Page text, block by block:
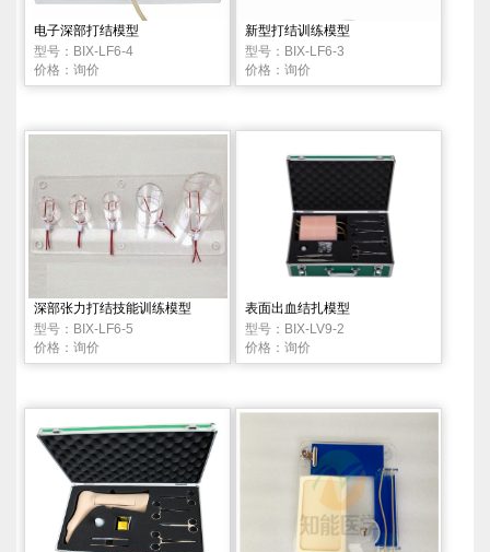
电子深部打结模型
型号：BIX-LF6-4
价格：询价
新型打结训练模型
型号：BIX-LF6-3
价格：询价
深部张力打结技能训练模型
型号：BIX-LF6-5
价格：询价
表面出血结扎模型
型号：BIX-LV9-2
价格：询价